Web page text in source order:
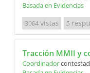
Basada en Evidencias
3064 vistas 5
Tracción MMII y
Coordinador